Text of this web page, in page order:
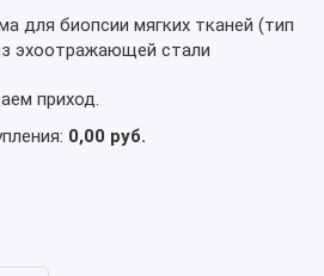
для биопсии мягких тканей (тип
эхоотражающей стали
приход.
0,00 руб.